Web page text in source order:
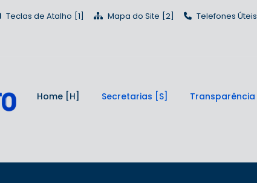
Teclas de Atalho Mapa do Site Telefones Úteis
Home Secretarias Transparência